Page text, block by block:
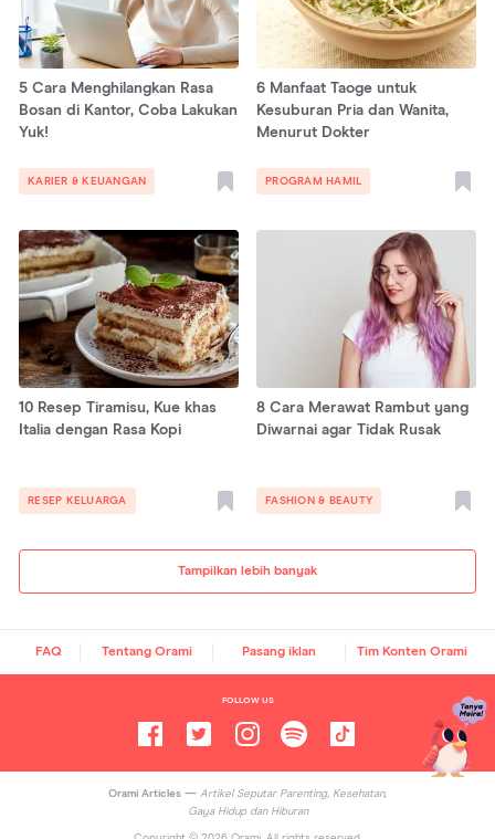
Tampilkan lebih banyak
5 Cara Menghilangkan Rasa
Bosan di Kantor, Coba Lakukan
Yuk!
KARIER & KEUANGAN
6 Manfaat Taoge untuk
Kesuburan Pria dan Wanita,
Menurut Dokter
PROGRAM HAMIL
10 Resep Tiramisu, Kue khas
Italia dengan Rasa Kopi
RESEP KELUARGA
8 Cara Merawat Rambut yang
Diwarnai agar Tidak Rusak
FASHION & BEAUTY
FAQ Tentang Orami Pasang iklan Tim Konten Orami
FOLLOW US
Orami Articles — Artikel Seputar Parenting, Kesehatan,
Gaya Hidup dan Hiburan